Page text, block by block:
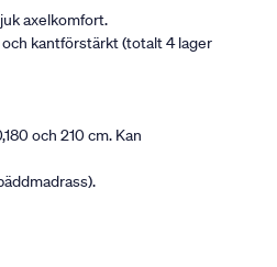
axelkomfort.
kantförstärkt (totalt 4 lager
och 210 cm. Kan